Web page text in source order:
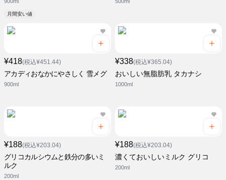
月間安い値
¥418(税込¥451.44)
アカディおなかにやさしく 雪メグ
900ml
¥338(税込¥365.04)
おいしい無脂肪乳 タカナシ
1000ml
¥188(税込¥203.04)
グリコカルシウムと鉄分の多いミ
ルク
200ml
¥188(税込¥203.04)
濃くておいしいミルク グリコ
200ml